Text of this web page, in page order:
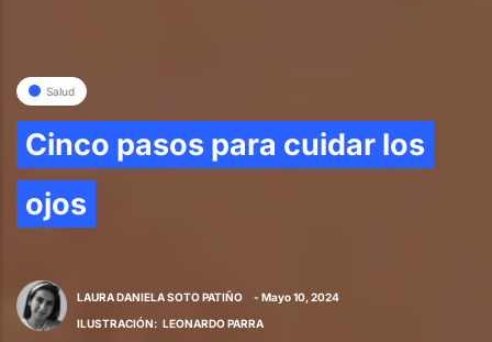
Salud
Cinco pasos para cuidar los
ojos
LAURA DANIELA SOTO PATIÑO
- Mayo 10, 2024
ILUSTRACIÓN: LEONARDO PARRA